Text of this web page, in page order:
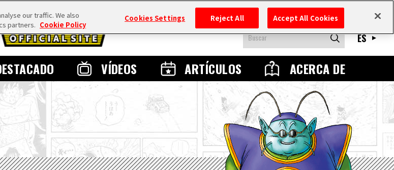
VÍDEOS ARTÍCULOS ACERCA DE
ES
our traffic. We also
partners. Cookie Policy
Cookies Settings Reject All Accept All Cookies